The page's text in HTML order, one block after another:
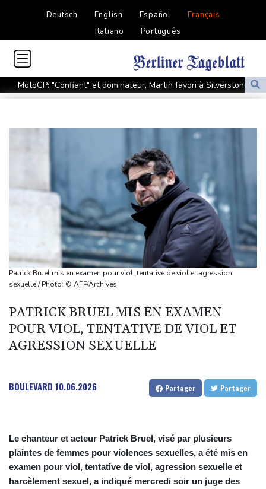
Deutsch English Español
Français
Italiano
Português
MotoGP: "Confiant" et dominateur, Martin favori à Silverstone
Tour de France: Vollering domine Niewiadoma à Nice et endosse
Retour timide des touristes au Porge, encore meurtri par le
mégafeu
Zelensky avertit que l'hiver sera difficile pour l'Ukraine, 4 morts
dans des frappes dans la région de Kiev
Que peut-on attendre du pacte de défense scellé par Ryad,
Ankara et Islamabad?
Foot: le père et agent de Lionel Messi décède à l'âge de 68 ans
Hongrie : le "juge qui a dit non" à Orban choisi par le camp
Magyar pour devenir président
Euro de natation: Léon Marchand forfait sur les 200 et 400 m
Angleterre: le milieu brésilien Bruno Guimaraes rejoint Arsenal
Tour de France: la lauréate sortante Pauline Ferrand-Prévot
abandonne avant la 8e étape
Patrick Bruel mis en examen pour viol, tentative de viol et agression
sexuelle / Photo: © AFP/Archives
PATRICK BRUEL MIS EN EXAMEN
POUR VIOL, TENTATIVE DE VIOL ET
AGRESSION SEXUELLE
BOULEVARD 10.06.2026 Partager Partager
Le chanteur et acteur Patrick Bruel, visé par plusieurs
plaintes de femmes pour violences sexuelles, a été mis en
examen pour viol, tentative de viol, agression sexuelle et
harcèlement sexuel, a indiqué mercredi soir un juge des